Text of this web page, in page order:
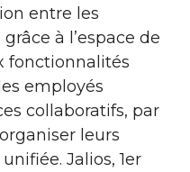
entre les
à l’espace de
fonctionnalités
employés
collaboratifs, par
leurs
Jalios, 1er